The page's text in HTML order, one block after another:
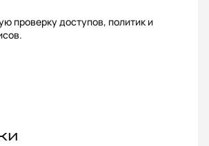
проверку доступов, политик и